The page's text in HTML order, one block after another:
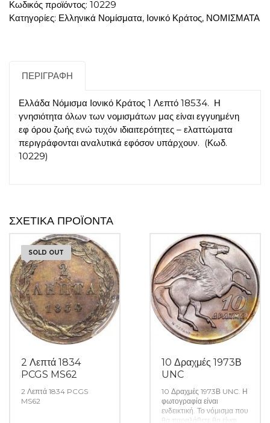
1
Λεπτό
Κωδικός προϊόντος: 10229
Κατηγορίες: Ελληνικά Νομίσματα, Ιονικό Κράτος, ΝΟΜΙΣΜΑΤΑ
ΠΕΡΙΓΡΑΦΉ
Ελλάδα Νόμισμα Ιονικό Κράτος 1 Λεπτό 18534. Η
γνησιότητα όλων των νομισμάτων μας είναι εγγυημένη
εφ όρου ζωής ενώ τυχόν ιδιαιτερότητες – ελαττώματα
περιγράφονται αναλυτικά εφόσον υπάρχουν. (Κωδ.
10229)
ΣΧΕΤΙΚΆ ΠΡΟΪΌΝΤΑ
SOLD OUT
2 Λεπτά 1834
PCGS MS62
2 Λεπτά 1834 PCGS
MS62
10 Δραχμές 1973Β
UNC
10 Δραχμές 1973Β UNC. Η
φωτογραφία είναι
ενδεικτική. Το νόμισμα που
θα παραλάβετε θα είναι